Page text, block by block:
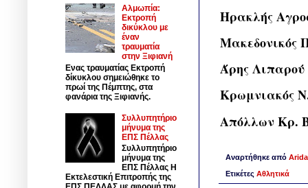
Ηρακλής
Μακεδονικός
Άρης Λιπαρού
Κρωμνιακός
Απόλλων Κρ.
Αναρτήθηκε από
Ετικέτες Αθλητικά
Αλμωπία:
Εκτροπή
δικύκλου με
έναν
τραυματία
στην Ξιφιανή
Ενας τραυματίας Εκτροπή
δίκυκλου σημειώθηκε το
πρωί της Πέμπτης, στα
φανάρια της Ξιφιανής.
Συλλυπητήριο
μήνυμα της
ΕΠΣ Πέλλας
Συλλυπητήριο
μήνυμα της
ΕΠΣ Πέλλας Η
Εκτελεστική Επιτροπής της